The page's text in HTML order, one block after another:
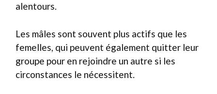
alentours.
Les mâles sont souvent plus actifs que les
femelles, qui peuvent également quitter leur
groupe pour en rejoindre un autre si les
circonstances le nécessitent.